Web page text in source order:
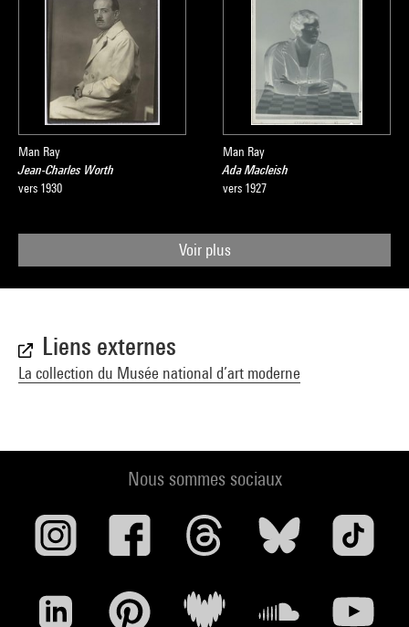
Man Ray
Jean-Charles Worth
vers 1930
Man Ray
Ada Macleish
vers 1927
Voir plus
Liens externes
La collection du Musée national d’art moderne
Nous sommes sociaux